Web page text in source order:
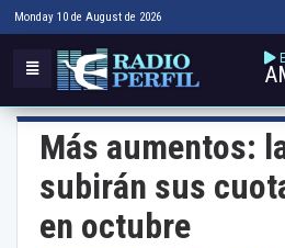
Monday 10 de August de 2026
Más aumentos:
subirán sus
en octubre